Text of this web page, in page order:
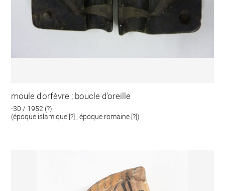
moule d'orfèvre ; boucle d'oreille
-30 / 1952 (?)
(époque islamique [?] ; époque romaine [?])